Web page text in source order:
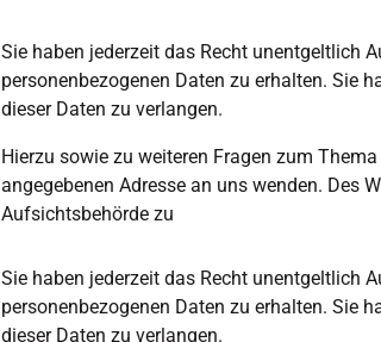
Sie haben jederzeit das Recht unentgeltlich
personenbezogenen Daten zu erhalten. Sie
dieser Daten zu verlangen.
Hierzu sowie zu weiteren Fragen zum
angegebenen Adresse an uns wenden. Des
Aufsichtsbehörde zu
Sie haben jederzeit das Recht unentgeltlich
personenbezogenen Daten zu erhalten. Sie
dieser Daten zu verlangen.